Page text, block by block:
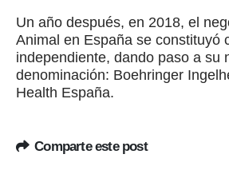
Un año después, en 2018, el
Animal en España se constituyó
independiente, dando paso a su
denominación: Boehringer
Health España.
Comparte este post